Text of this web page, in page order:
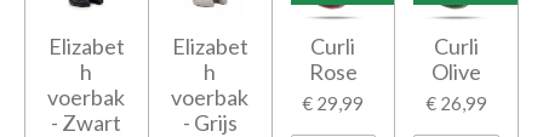
Elizabet
h
voerbak
- Zwart
Elizabet
h
voerbak
- Grijs
Curli
Rose
€ 29,99
Curli
Olive
€ 26,99